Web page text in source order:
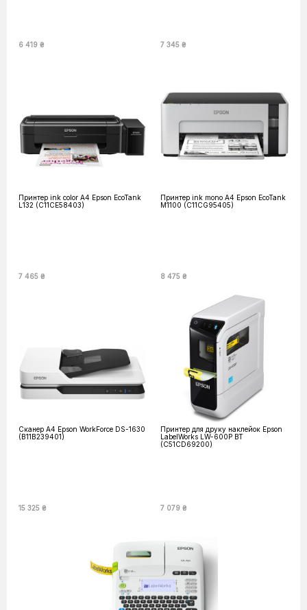
6 419 ₴ 7 345 ₴
Принтер ink color A4 Epson EcoTank
L132 (C11CE58403)
7 465 ₴
Принтер ink mono A4 Epson EcoTank
M1100 (C11CG95405)
8 475 ₴
Сканер A4 Epson WorkForce DS-1630
(B11B239401)
15 325 ₴
Принтер для друку наклейок Epson
LabelWorks LW-600P BT
(C51CD69200)
7 079 ₴